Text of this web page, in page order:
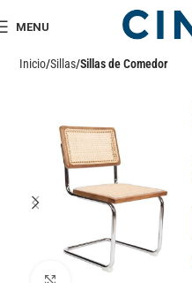
MENU
Inicio Sillas Sillas de Comedor